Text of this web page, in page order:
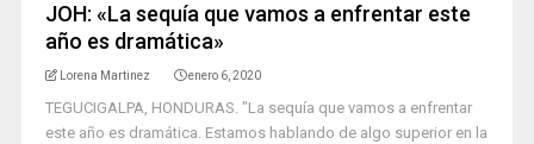
JOH: «La sequía que vamos a enfrentar este
año es dramática»
Lorena Martinez enero 6, 2020
TEGUCIGALPA, HONDURAS. "La sequía que vamos a enfrentar
este año es dramática. Estamos hablando de algo superior en la